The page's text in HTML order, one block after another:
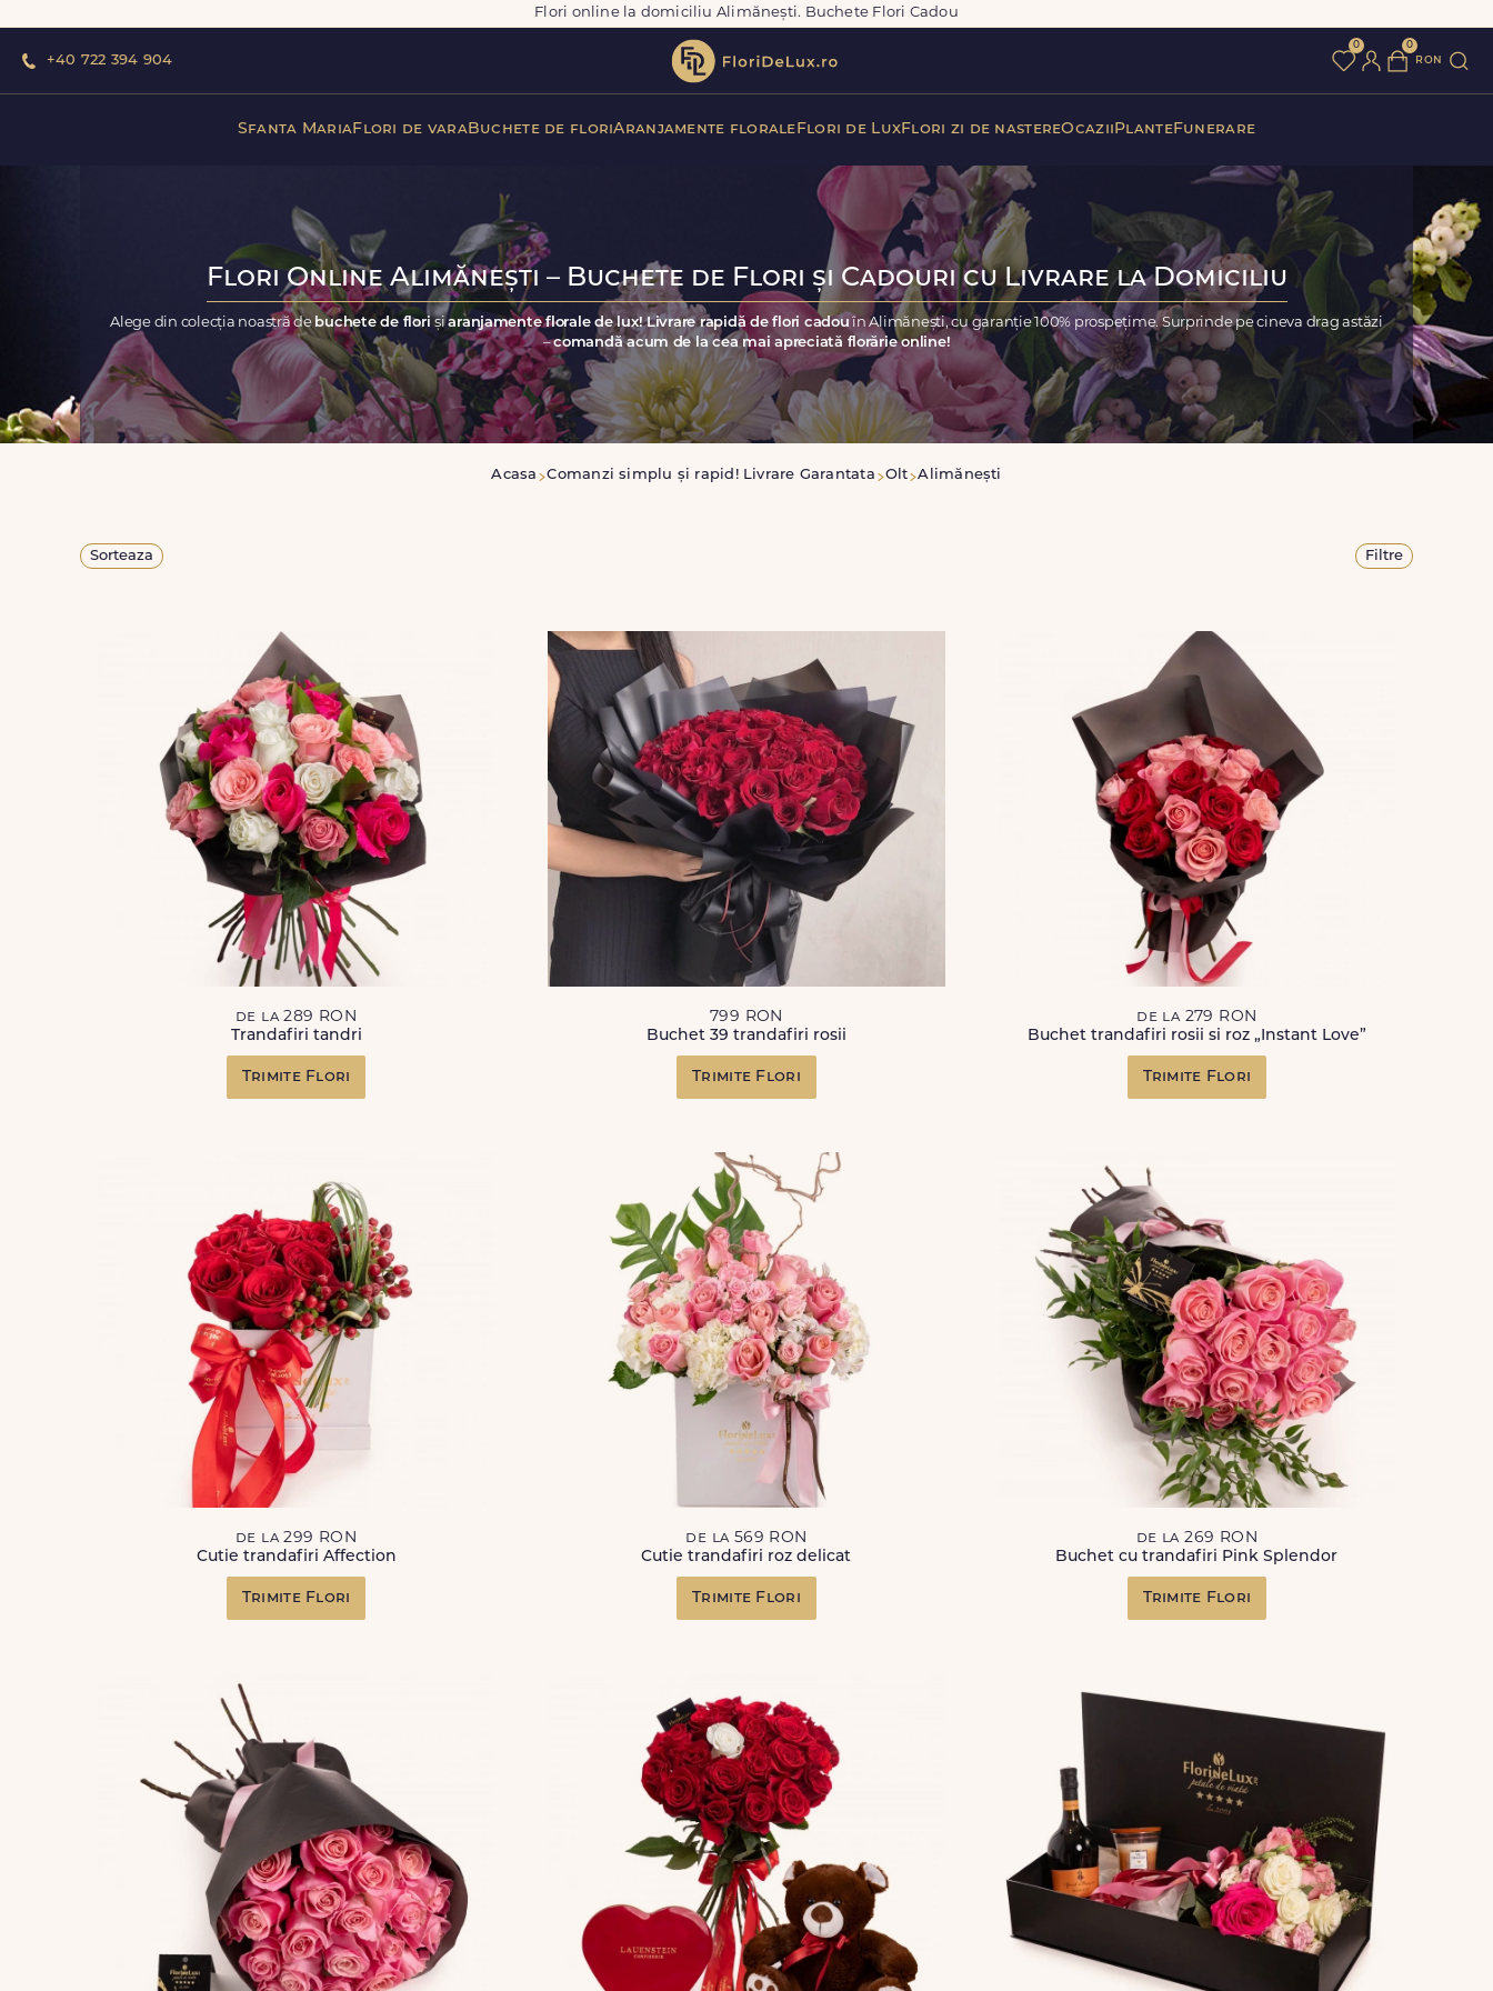
Flori online la domiciliu Alimănești. Buchete Flori Cadou
+40 722 394 904
0 0
ron
Sfanta MariaFlori de varaBuchete de floriAranjamente florale Flori de LuxFlori zi de nastereOcazii PlanteFunerare
Flori Online Alimănești – Buchete de Flori și Cadouri cu Livrare la Domiciliu
Alege din colecția noastră de buchete de florișiaranjamente florale de lux! Livrare rapidă de flori cadou în Alimănești, cu garanție 100% prospețime. Surprinde pe cineva drag astăzi
–comandă acum de la cea mai apreciată florărie online!
Acasa Comanzi simplu și rapid! Livrare Garantata Olt Alimănești
Sorteaza Filtre
de la 289 RON
Trandafiri tandri
Trimite Flori
799 RON
Buchet 39 trandafiri rosii
Trimite Flori
de la 279 RON
Buchet trandafiri rosii si roz „Instant Love”
Trimite Flori
de la 299 RON
Cutie trandafiri Affection
Trimite Flori
de la 569 RON
Cutie trandafiri roz delicat
Trimite Flori
de la 269 RON
Buchet cu trandafiri Pink Splendor
Trimite Flori